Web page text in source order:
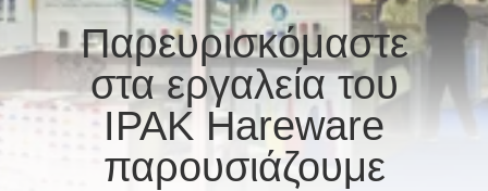
ΜΑΣ
ΕΛΆΤΕ
ΣΕ
ΕΠΑΦΉ
Παρευρισκόμαστε
στα εργαλεία του
ΙΡΑΚ Hareware
παρουσιάζουμε